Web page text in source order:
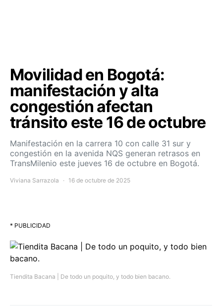
Movilidad en Bogotá:
manifestación y alta
congestión afectan
tránsito este 16 de octubre
Manifestación en la carrera 10 con calle 31 sur y
congestión en la avenida NQS generan retrasos en
TransMilenio este jueves 16 de octubre en Bogotá.
Viviana Sarrazola 16 de octubre de 2025
* PUBLICIDAD
Tiendita Bacana | De todo un poquito, y todo bien bacano.